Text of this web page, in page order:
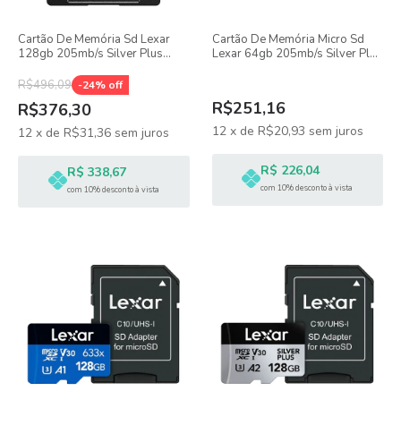
Cartão De Memória Sd Lexar
128gb 205mb/s Silver Plus
R$496,09 -24% off
R$376,30
12 x de R$31,36 sem juros
R$ 338,67
com 10% desconto à vista
Cartão De Memória Micro Sd
Lexar 64gb 205mb/s Silver Plus
R$251,16
12 x de R$20,93 sem juros
R$ 226,04
com 10% desconto à vista